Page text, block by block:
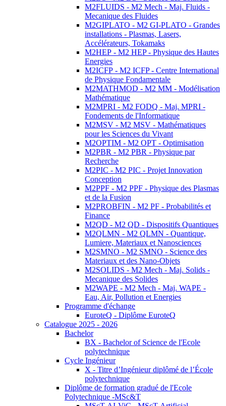
M2FLUIDS - M2 Mech - Maj. Fluids -
Mecanique des Fluides
M2GIPLATO - M2 GI-PLATO - Grandes
installations - Plasmas, Lasers,
Accélérateurs, Tokamaks
M2HEP - M2 HEP - Physique des Hautes
Energies
M2ICFP - M2 ICFP - Centre International
de Physique Fondamentale
M2MATHMOD - M2 MM - Modélisation
Mathématique
M2MPRI - M2 FODQ - Maj. MPRI -
Fondements de l'Informatique
M2MSV - M2 MSV - Mathématiques
pour les Sciences du Vivant
M2OPTIM - M2 OPT - Optimisation
M2PBR - M2 PBR - Physique par
Recherche
M2PIC - M2 PIC - Projet Innovation
Conception
M2PPF - M2 PPF - Physique des Plasmas
et de la Fusion
M2PROBFIN - M2 PF - Probabilités et
Finance
M2QD - M2 QD - Dispositifs Quantiques
M2QLMN - M2 QLMN - Quantique,
Lumiere, Materiaux et Nanosciences
M2SMNO - M2 SMNO - Science des
Materiaux et des Nano-Objets
M2SOLIDS - M2 Mech - Maj. Solids -
Mecanique des Solides
M2WAPE - M2 Mech - Maj. WAPE -
Eau, Air, Pollution et Energies
Programme d'échange
EuroteQ - Diplôme EuroteQ
Catalogue 2025 - 2026
Bachelor
BX - Bachelor of Science de l'Ecole
polytechnique
Cycle Ingénieur
X - Titre d’Ingénieur diplômé de l’École
polytechnique
Diplôme de formation gradué de l'Ecole
Polytechnique -MSc&T